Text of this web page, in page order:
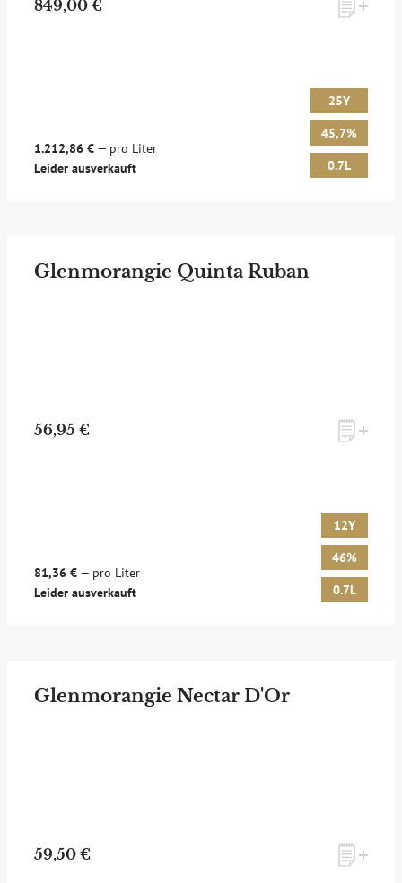
849,00 €
1.212,86 € — pro Liter
Leider ausverkauft
25Y
45,7%
0.7L
Glenmorangie Quinta Ruban
56,95 €
81,36 € — pro Liter
Leider ausverkauft
12Y
46%
0.7L
Glenmorangie Nectar D'Or
59,50 €